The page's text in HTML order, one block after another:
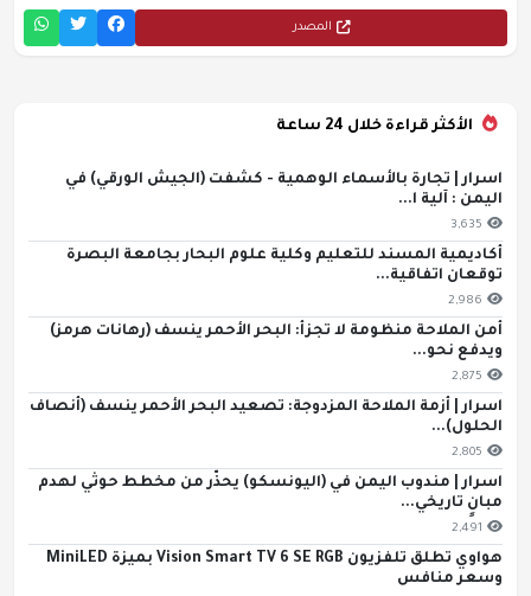
المصدر
الأكثر قراءة خلال 24 ساعة
اسرار | تجارة بالأسماء الوهمية - كشفت (الجيش الورقي) في
اليمن : آلية ا...
3,635
أكاديمية المسند للتعليم وكلية علوم البحار بجامعة البصرة
توقعان اتفاقية...
2,986
أمن الملاحة منظومة لا تجزأ: البحر الأحمر ينسف (رهانات هرمز)
ويدفع نحو...
2,875
اسرار | أزمة الملاحة المزدوجة: تصعيد البحر الأحمر ينسف (أنصاف
الحلول)...
2,805
اسرار | مندوب اليمن في (اليونسكو) يحذّر من مخطط حوثي لهدم
مبانٍ تاريخي...
2,491
هواوي تطلق تلفزيون Vision Smart TV 6 SE RGB بميزة MiniLED
وسعر منافس